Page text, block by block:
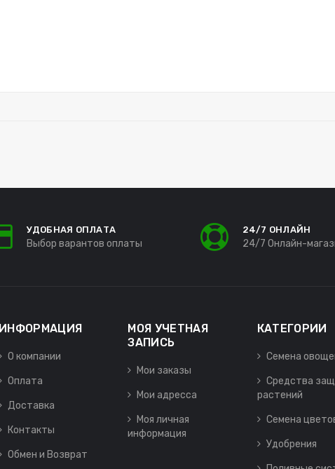
УДОБНАЯ ОПЛАТА
Выбор варантов оплаты
24/7 ОНЛАЙН
24/7 Онлайн-
ИНФОРМАЦИЯ
О компании
Оплата
Доставка
Контакты
Обмен и Возврат
МОЯ УЧЕТНАЯ
ЗАПИСЬ
Мои заказы
Мои адресса
Моя личная
информация
КАТЕГОРИИ
Семена
Средства
растений
Семена
Удобрения